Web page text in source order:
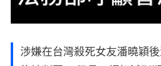
涉嫌在台灣殺死女友潘曉穎